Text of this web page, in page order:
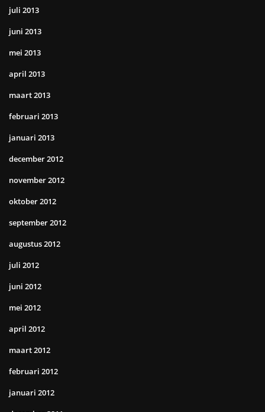
juli 2013
juni 2013
mei 2013
april 2013
maart 2013
februari 2013
januari 2013
december 2012
november 2012
oktober 2012
september 2012
augustus 2012
juli 2012
juni 2012
mei 2012
april 2012
maart 2012
februari 2012
januari 2012